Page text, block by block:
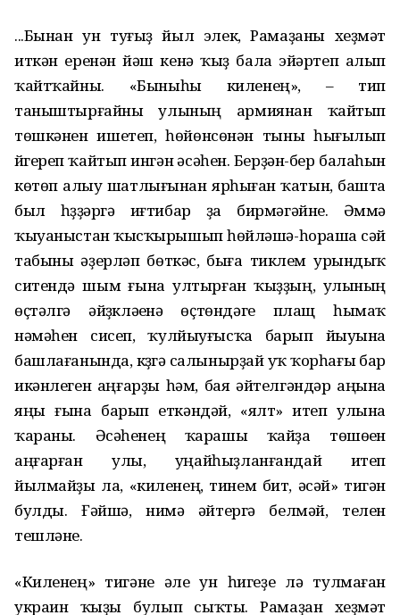
...Бынан ун туғыҙ йыл элек, Рамаҙаны хеҙмәт
иткән еренән йәш кенә ҡыҙ бала эйәртеп алып
ҡайтҡайны. «Быныһы киленең», – тип
таныштырғайны улының армиянан ҡайтып
төшкәнен ишетеп, һөйөнсөнән тыны һығылып
йүгереп ҡайтып ингән әсәһен. Берҙән-бер балаһын
көтөп алыу шатлығынан ярһыған ҡатын, башта
был һүҙҙәргә иғтибар ҙа бирмәгәйне. Әммә
ҡыуаныстан ҡысҡырышып һөйләшә-һораша сәй
табыны әҙерләп бөткәс, быға тиклем урындыҡ
ситендә шым ғына ултырған ҡыҙҙың, улының
өҫтәлгә әйҙүкләүенә өҫтөндәге плащ һымаҡ
нәмәһен сисеп, ҡулйыуғысҡа барып йыуына
башлағанында, күҙгә салынырҙай уҡ ҡорһағы бар
икәнлеген аңғарҙы һәм, бая әйтелгәндәр аңына
яңы ғына барып еткәндәй, «ялт» итеп улына
ҡараны. Әсәһенең ҡарашы ҡайҙа төшөүен
аңғарған улы, уңайһыҙланғандай итеп
йылмайҙы ла, «киленең, тинем бит, әсәй» тигән
булды. Ғәйшә, нимә әйтергә белмәй, телен
тешләне.
«Киленең» тигәне әле ун һигеҙе лә тулмаған
украин ҡыҙы булып сыҡты. Рамаҙан хеҙмәт